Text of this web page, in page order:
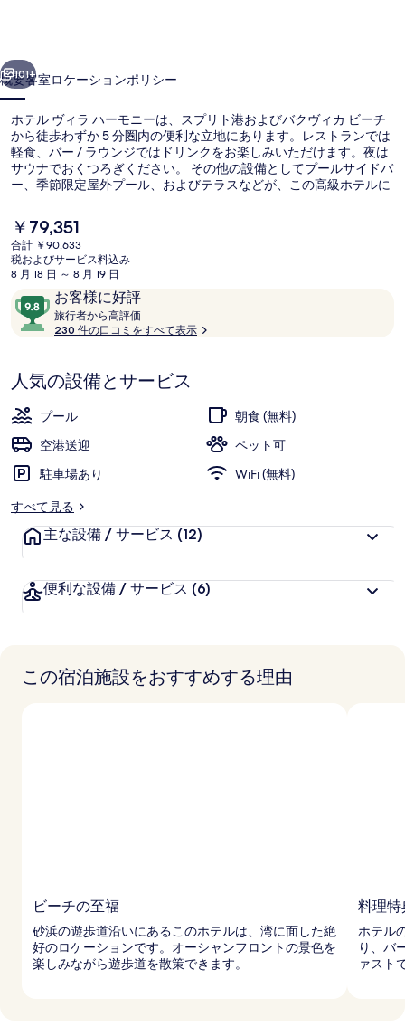
ー
モ
ニ
ー
の
写
真
ギ
ャ
ラ
ー
次へ
101+
概要客室ロケーションポリシー
ホテル ヴィラ ハーモニーは、スプリト港およびバクヴィカ ビーチ
から徒歩わずか 5 分圏内の便利な立地にあります。レストランでは
軽食、バー / ラウンジではドリンクをお楽しみいただけます。夜は
サウナでおくつろぎください。 その他の設備としてプールサイドバ
ー、季節限定屋外プール、およびテラスなどが、この高級ホテルに
ィションを評価しています。
現
在
の
料
は
￥79,351
￥79,351
合計 ￥90,633
税およびサービス料込み
8 月 18 日 ～ 8 月 19 日
口
コ
ミ
お客様に好評
10
段
階
9.8、
お
客
様
に
好
件
の
ミ
旅行者から高評価
行
ら
230 件の口コミをすべて表示
人気の設備とサービス
プール
朝食 (無料)
空港送迎
ペット可
駐車場あり
WiFi (無料)
すべて見る
主な設備 / サービス (12)
便利な設備 / サービス (6)
この宿泊施設をおすすめする理由
ビーチの至福
砂浜の遊歩道沿いにあるこのホテルは、湾に面した絶
好のロケーションです。オーシャンフロントの景色を
楽しみながら遊歩道を散策できます。
料理特
ホテル
り、バ
ァスト